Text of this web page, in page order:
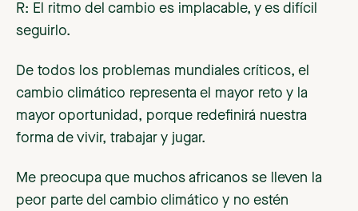
R: El ritmo del cambio es implacable, y es difícil
seguirlo.
De todos los problemas mundiales críticos, el
cambio climático representa el mayor reto y la
mayor oportunidad, porque redefinirá nuestra
forma de vivir, trabajar y jugar.
Me preocupa que muchos africanos se lleven la
peor parte del cambio climático y no estén